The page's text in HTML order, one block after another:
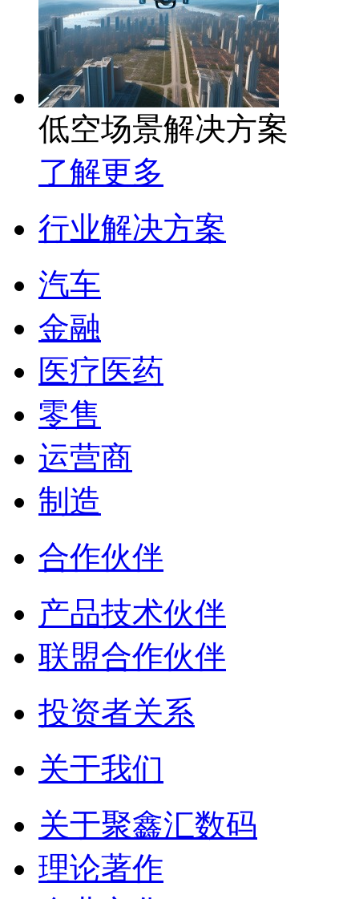
低空场景解决方案
了解更多
行业解决方案
汽车
金融
医疗医药
零售
运营商
制造
合作伙伴
产品技术伙伴
联盟合作伙伴
投资者关系
关于我们
关于聚鑫汇数码
理论著作